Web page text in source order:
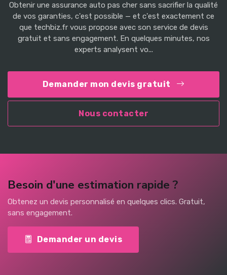
Obtenir une assurance auto pas cher sans sacrifier la qualité
de vos garanties, c'est possible — et c'est exactement ce
que techbiz.fr vous propose avec son service de devis
gratuit et sans engagement. En quelques minutes, nos
experts analysent vo...
Demander mon devis gratuit
Nous contacter
Besoin d'une estimation rapide ?
Obtenez un devis personnalisé en quelques clics. Gratuit,
sans engagement.
Demander un devis